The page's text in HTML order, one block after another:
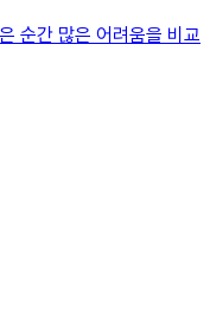
순간 많은 어려움을 비교